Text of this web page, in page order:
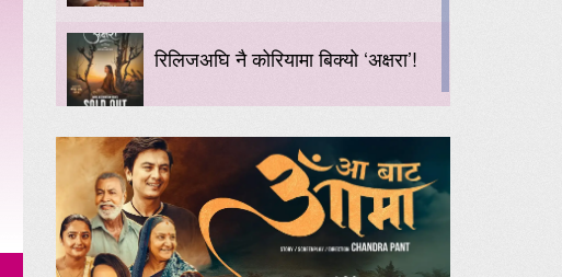
रिलिजअघि नै कोरियामा बिक्यो ‘अक्षरा’!